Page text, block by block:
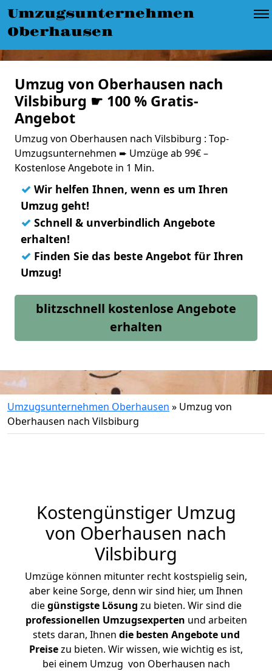
Umzugsunternehmen
Oberhausen
Umzug von Oberhausen nach
Vilsbiburg ☛ 100 % Gratis-
Angebot
Umzug von Oberhausen nach Vilsbiburg : Top-
Umzugsunternehmen ➨ Umzüge ab 99€ –
Kostenlose Angebote in 1 Min.
✓ Wir helfen Ihnen, wenn es um Ihren
Umzug geht!
✓ Schnell & unverbindlich Angebote
erhalten!
✓ Finden Sie das beste Angebot für Ihren
Umzug!
blitzschnell kostenlose Angebote
erhalten
Umzugsunternehmen Oberhausen » Umzug von
Oberhausen nach Vilsbiburg
Kostengünstiger Umzug
von Oberhausen nach
Vilsbiburg
Umzüge können mitunter recht kostspielig sein,
aber keine Sorge, denn wir sind hier, um Ihnen
diegünstigste Lösung zu bieten. Wir sind die
professionellen Umzugsexperten und arbeiten
stets daran, Ihnen die besten Angebote und
Preisezu bieten. Wir wissen, wie wichtig es ist,
bei einem Umzug von Oberhausen nach